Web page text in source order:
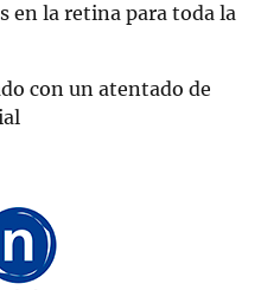
en la retina para toda la
con un atentado de